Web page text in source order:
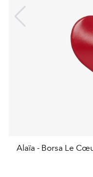
Alaïa - Borsa Le